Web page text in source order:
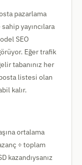
pazarlama
yayıncılara
SEO
Eğer trafik
tabanınız her
listesi olan
kalır.
ortalama
÷ toplam
kazandıysanız